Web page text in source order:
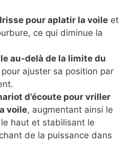
pour aplatir la voile et
ce qui diminue la
au-delà de la limite du
pour ajuster sa position par
d’écoute pour vriller
voile, augmentant ainsi le
haut et stabilisant le
de la puissance dans